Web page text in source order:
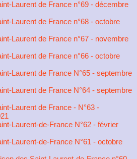
Laurent de France n°69 - décembre
Laurent de France n°68 - octobre
Laurent de France n°67 - novembre
Laurent de France n°66 - octobre
Laurent de France N°65 - septembre
Laurent de France N°64 - septembre
Laurent de France - N°63 -
Laurent-de-France N°62 - février
Laurent-de-France N°61 - octobre